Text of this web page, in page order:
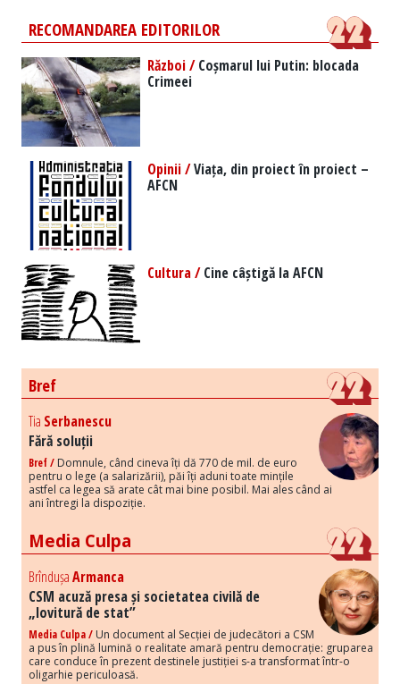
RECOMANDAREA EDITORILOR
Război /Coșmarul lui Putin: blocada
Crimeei
Opinii /Viața, din proiect în proiect –
AFCN
Cultura /Cine câștigă la AFCN
Bref
Tia Serbanescu
Fără soluții
Bref / Domnule, când cineva îți dă 770 de mil. de euro
pentru o lege (a salarizării), păi îți aduni toate mințile
astfel ca legea să arate cât mai bine posibil. Mai ales când ai
ani întregi la dispoziție.
Media Culpa
BrîndușaArmanca
CSM acuză presa și societatea civilă de
„lovitură de stat”
Media Culpa / Un document al Secției de judecători a CSM
a pus în plină lumină o realitate amară pentru democrație: gruparea
care conduce în prezent destinele justiției s-a transformat într-o
oligarhie periculoasă.